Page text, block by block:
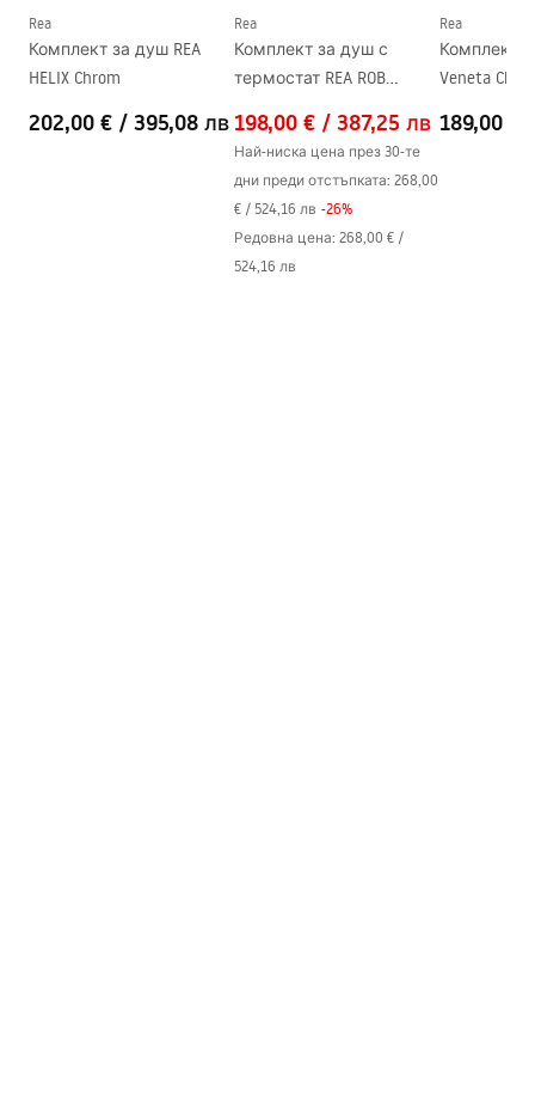
Материал на профила
Алуминий
Материал на дръжките
Месинг
Покритие Easy Clean
Да
Хром
Да
Да
Rea
Комплект за душ REA
HELIX Chrom
202,00 € / 395,08 лв
Rea
Комплект за душ с
термостат REA ROB
198,00 € / 387,25 лв
Най-ниска цена през 30-те
дни преди отстъпката: 268,00
€ / 524,16 лв -26%
Редовна цена: 268,00 € /
524,16 лв
Rea
Комплект
Veneta
189,00 €